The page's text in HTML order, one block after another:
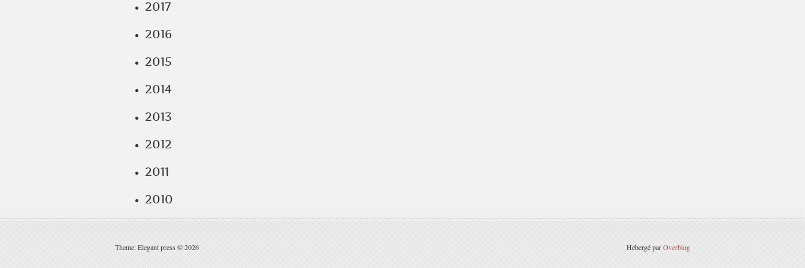
2017
2016
2015
2014
2013
2012
2011
2010
Theme: Elegant press © 2026 Hébergé parOverblog